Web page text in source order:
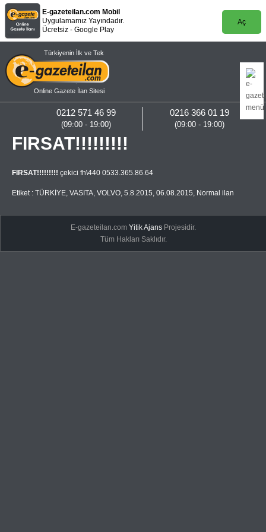
E-gazeteilan.com Mobil
Uygulamamız Yayındadır.
Ücretsiz - Google Play
Aç
Türkiyenin İlk ve Tek
Online Gazete İlan Sitesi
0216 366 01 19
(09:00 - 19:00)
0212 571 46 99
(09:00 - 19:00)
FIRSAT!!!!!!!!!
FIRSAT!!!!!!!!! çekici fh\440 0533.365.86.64
Etiket : TÜRKİYE, VASITA, VOLVO, 5.8.2015, 06.08.2015, Normal ilan
E-gazeteilan.comYitik Ajans Projesidir.
Tüm Hakları Saklıdır.